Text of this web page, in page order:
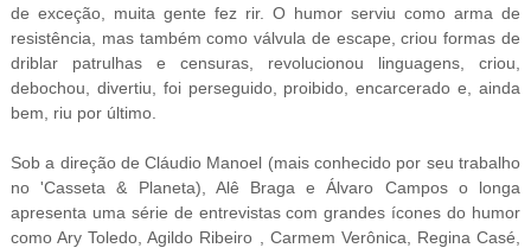
de exceção, muita gente fez rir. O humor serviu como arma de
resistência, mas também como válvula de escape, criou formas de
driblar patrulhas e censuras, revolucionou linguagens, criou,
debochou, divertiu, foi perseguido, proibido, encarcerado e, ainda
bem, riu por último.
Sob a direção de Cláudio Manoel (mais conhecido por seu trabalho
no 'Casseta & Planeta), Alê Braga e Álvaro Campos o longa
apresenta uma série de entrevistas com grandes ícones do humor
como Ary Toledo, Agildo Ribeiro , Carmem Verônica, Regina Casé,